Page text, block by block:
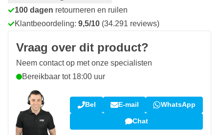
100 dagen retourneren en ruilen
Klantbeoordeling: 9,5/10 (34.291 reviews)
Vraag over dit product?
Neem contact op met onze specialisten
Bereikbaar tot 18:00 uur
Bel E-mail WhatsApp
Chat